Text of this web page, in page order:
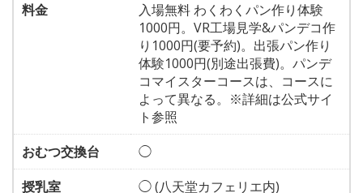
料金
入場無料 わくわくパン作り体験
1000円。VR工場見学&パンデコ作
り1000円(要予約)。出張パン作り
体験1000円(別途出張費)。パンデ
コマイスターコースは、コースに
よって異なる。※詳細は公式サイ
ト参照
おむつ交換台
◯
授乳室
◯ (八天堂カフェリエ内)